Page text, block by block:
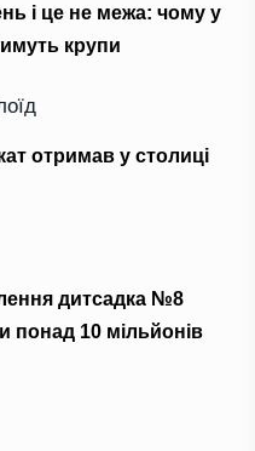
і це не межа: чому у
крупи
отримав у столиці
дитсадка №8
понад 10 мільйонів